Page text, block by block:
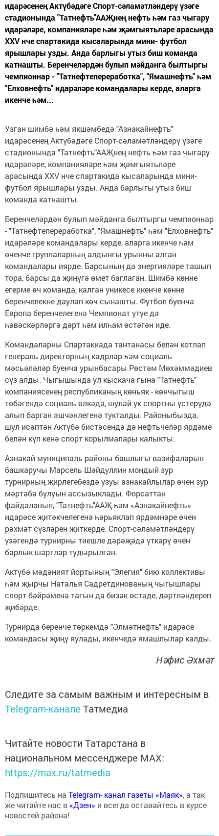
идарәсенең Актүбәдәге Спорт-сәламәтләндерү үзәге
стадионында "Татнефть"ААҖнең нефть һәм газ чыгару
идарәләре, компанияләре һәм җәмгыятьләре арасында
ХХV нче спартакида кысаларында мини- футбол
ярышлары узды. Анда барлыгы утыз биш команда
катнашты. Беренчеләрдән булып мәйданга былтыргы
чемпионнар - "Татнефтепереработка", "Ямашнефть" һәм
"Елховнефть" идарәләре командалары керде, аларга
икенче һәм...
Узган шимбә һәм якшәмбедә "Азнакайнефть"
идарәсенең Актүбәдәге Спорт-сәламәтләндерү үзәге
стадионында "Татнефть"ААҖнең нефть һәм газ чыгару
идарәләре, компанияләре һәм җәмгыятьләре
арасында ХХV нче спартакида кысаларында мини-
футбол ярышлары узды. Анда барлыгы утыз биш
команда катнашты.
Беренчеләрдән булып мәйданга былтыргы чемпионнар
- "Татнефтепереработка", "Ямашнефть" һәм "Елховнефть"
идарәләре командалары керде, аларга икенче һәм
өченче группаларның алдынгы урынны алган
командалары иярде. Барсының да энергияләре ташып
тора, барсы да җиңүгә өмет баглаган. Шимбә көнне
егерме өч команда, калган уникесе икенче көнне
беренчелекне даулап көч сынашты. Футбол буенча
Европа беренчелегенә Чемпионат үтүе дә
һәвәскәрләргә дәрт һәм илһам өстәгән иде.
Командаларны Спартакиада тантанасы белән котлап
генераль директорның кадрлар һәм социаль
мәсьәләләр буенча урынбасары Рөстәм Мөхәммәдиев
сүз алды. Чыгышында ул кыскача гына "Татнефть"
компаниясенең республиканың көньяк - көнчыгыш
төбәгендә социаль өлкәдә, шулай ук спортны үстерүдә
алып барган эшчәнлегенә тукталды. Районыбызда,
шул исәптән Актүбә бистәсендә дә нефтьчеләр ярдәме
белән күп кенә спорт корылмалары калыкты.
Азнакай муниципаль районы башлыгы вазифаларын
башкаручы Марсель Шәйдуллин мондый зур
турнирның җирлегебездә узуы азнакайлылар өчен зур
мәртәбә булуын ассызыклады. Форсаттан
файдаланып, "Татнефть"ААҖ һәм «Азнакайнефть»
идарәсе җитәкчелегенә һәрьяклап ярдәмнәре өчен
рәхмәт сүзләрен җиткерде. Спорт-сәламәтләндерү
үзәгендә турнирны тиешле дәрәҗәдә үткәрү өчен
барлык шартлар тудырылган.
Актүбә мәдәният йортының "Элегия" бию коллективы
һәм җырчы Наталья Садретдинованың чыгышлары
спорт бәйрәменә тагын да бизәк өстәде, дәртләндереп
җибәрде.
Турнирда беренче төркемдә "Әлмәтнефть" идарәсе
командасы җиңү яулады, икенчедә ямашлылар калды.
Нәфис Әхмәт
Следите за самым важным и интересным в
Telegram-канале Татмедиа
Читайте новости Татарстана в
национальном мессенджере MАХ:
https://max.ru/tatmedia
Подпишитесь на Telegram- канал газеты «Маяк», а так
же читайте нас в «Дзен» и всегда оставайтесь в курсе
новостей района!